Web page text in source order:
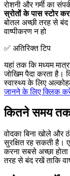
रोशनी और गर्मी का
स्रोतों के पास स्टोर
बोतल अच्छी तरह से
वाष्पीकरण न हो
✅ अतिरिक्त टिप
यहां तक कि मध्यम
जोखिम पैदा करता है।
स्वास्थ्य के लिए
जानने के लिए क्लिक
कितने समय तक
वोदका बिना खोले और
सुरक्षित रह सकती है।
करना सबसे अच्छा
तरह से बंद रखें ताकि